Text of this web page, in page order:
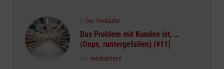
Posted
in
in Der Verkäufer
Das Problem mit Kunden ist, …
(Oops, runtergefallen) (#11)
Posted
von netzkapitaen